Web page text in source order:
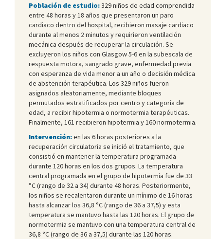
Población de estudio:329 niños de edad comprendida
entre 48 horas y 18 años que presentaron un paro
cardiaco dentro del hospital, recibieron masaje cardiaco
durante al menos 2 minutos y requirieron ventilación
mecánica después de recuperar la circulación. Se
excluyeron los niños con Glasgow 5-6 en la subescala de
respuesta motora, sangrado grave, enfermedad previa
con esperanza de vida menor a un año o decisión médica
de abstención terapéutica. Los 329 niños fueron
asignados aleatoriamente, mediante bloques
permutados estratificados por centro y categoría de
edad, a recibir hipotermia o normotermia terapéuticas.
Finalmente, 161 recibieron hipotermia y 160 normotermia.
Intervención:en las 6 horas posteriores a la
recuperación circulatoria se inició el tratamiento, que
consistió en mantener la temperatura programada
durante 120 horas en los dos grupos. La temperatura
central programada en el grupo de hipotermia fue de 33
°C (rango de 32 a 34) durante 48 horas. Posteriormente,
los niños se recalentaron durante un mínimo de 16 horas
hasta alcanzar los 36,8 °C (rango de 36 a 37,5) y esta
temperatura se mantuvo hasta las 120 horas. El grupo de
normotermia se mantuvo con una temperatura central de
36,8 °C (rango de 36 a 37,5) durante las 120 horas.